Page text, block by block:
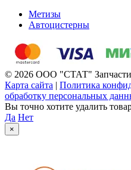
Метизы
Автоцистерны
© 2026 ООО "СТАТ" Запчасти
Карта сайта | Политика
обработку персональных
Вы точно хотите удалить
Да Нет
×